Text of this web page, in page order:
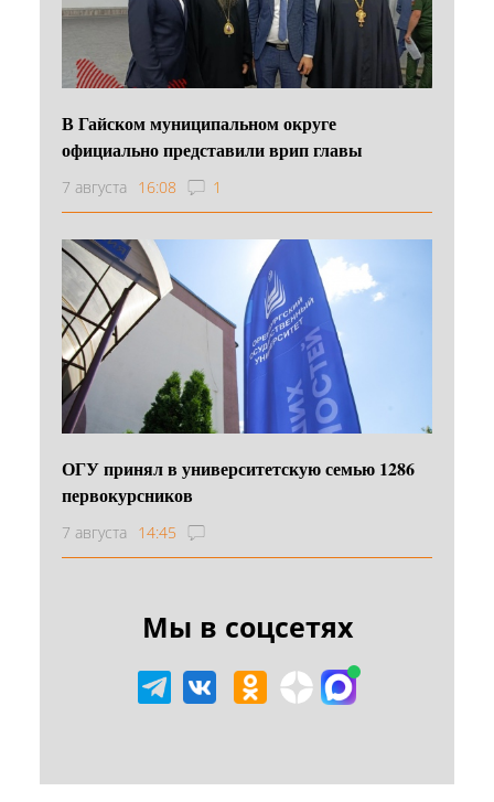
В Гайском муниципальном округе
официально представили врип главы
7 августа 16:08 1
ОГУ принял в университетскую семью 1286
первокурсников
7 августа 14:45
Мы в соцсетях